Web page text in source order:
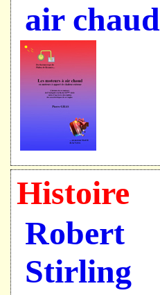
air chaud
Histoire
Robert
Stirling